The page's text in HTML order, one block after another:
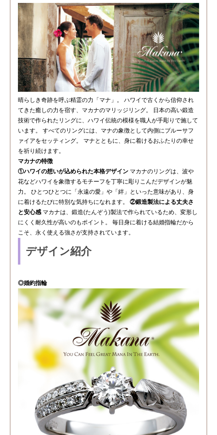
晴らしき奇跡を呼ぶ精霊の力「マナ」。 ハワイで古くから信仰され
てきた癒しの力を宿す、マカナのマリッジリング。 日本の高い鍛造
技術で作られたリングに、ハワイ伝統の模様を職人が手彫りで施して
います。 すべてのリングには、マナの象徴として内側にブルーサフ
ァイアをセッティング。 マナとともに、身に着けるおふたりの幸せ
を祈り続けます。
マカナの特徴
①ハワイの想いが込められた本格デザイン マカナのリングは、波や
花などハワイを象徴するモチーフを丁寧に彫りこんだデザインが魅
力。 ひとつひとつに「永遠の愛」や「絆」といった意味があり、身
に着けるたびに特別な気持ちになれます。 ②鍛造製法による丈夫さ
と安心感 マカナは、鍛造(たんぞう)製法で作られているため、変形し
にくく耐久性が高いのもポイント。 毎日身に着ける結婚指輪だから
こそ、永く使える強さが支持されています。
デザイン紹介
◎婚約指輪